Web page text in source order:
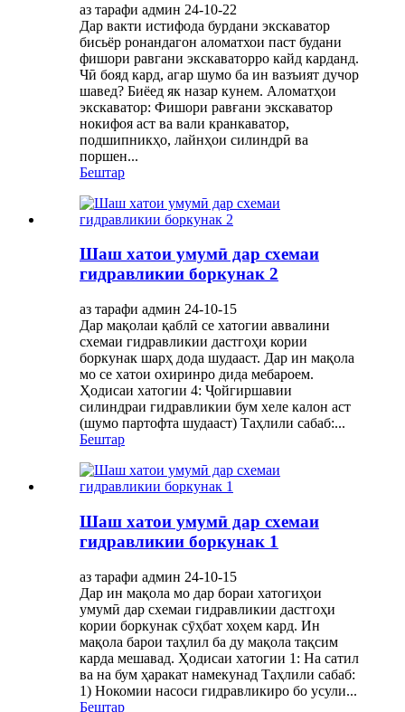
аз тарафи админ 24-10-22
Дар вакти истифода бурдани экскаватор
бисьёр ронандагон аломатхои паст будани
фишори равгани экскаваторро кайд карданд.
Чӣ бояд кард, агар шумо ба ин вазъият дучор
шавед? Биёед як назар кунем. Аломатҳои
экскаватор: Фишори равғани экскаватор
нокифоя аст ва вали кранкаватор,
подшипникҳо, лайнҳои силиндрӣ ва
поршен...
Бештар
Шаш хатои умумӣ дар схемаи
гидравликии боркунак 2
аз тарафи админ 24-10-15
Дар мақолаи қаблӣ се хатогии аввалини
схемаи гидравликии дастгоҳи кории
боркунак шарҳ дода шудааст. Дар ин мақола
мо се хатои охиринро дида мебароем.
Ҳодисаи хатогии 4: Ҷойгиршавии
силиндраи гидравликии бум хеле калон аст
(шумо партофта шудааст) Таҳлили сабаб:...
Бештар
Шаш хатои умумӣ дар схемаи
гидравликии боркунак 1
аз тарафи админ 24-10-15
Дар ин мақола мо дар бораи хатогиҳои
умумӣ дар схемаи гидравликии дастгоҳи
кории боркунак сӯҳбат хоҳем кард. Ин
мақола барои таҳлил ба ду мақола тақсим
карда мешавад. Ҳодисаи хатогии 1: На сатил
ва на бум ҳаракат намекунад Таҳлили сабаб:
1) Нокомии насоси гидравликиро бо усули...
Бештар